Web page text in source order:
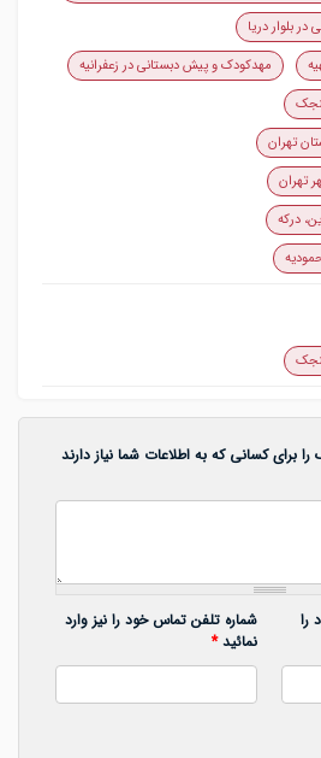
بلوار دریا
مهدکودک و پیش دبستانی در زعفرانیه
تهران
تهران
درکه
برای کسانی که به اطلاعات شما نیاز دارند
را
شماره تلفن تماس خود را نیز وارد
نمائید*